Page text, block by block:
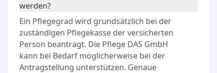
werden?
Ein Pflegegrad wird grundsätzlich bei der
zuständigen Pflegekasse der versicherten
Person beantragt. Die Pflege DAS GmbH
kann bei Bedarf möglicherweise bei der
Antragstellung unterstützen. Genaue